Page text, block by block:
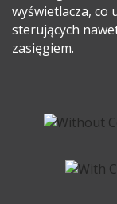
wyświetlacza, co
sterujących
zasięgiem.